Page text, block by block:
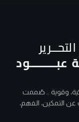
وقوية .. صُممت
التمكين، الفهم،